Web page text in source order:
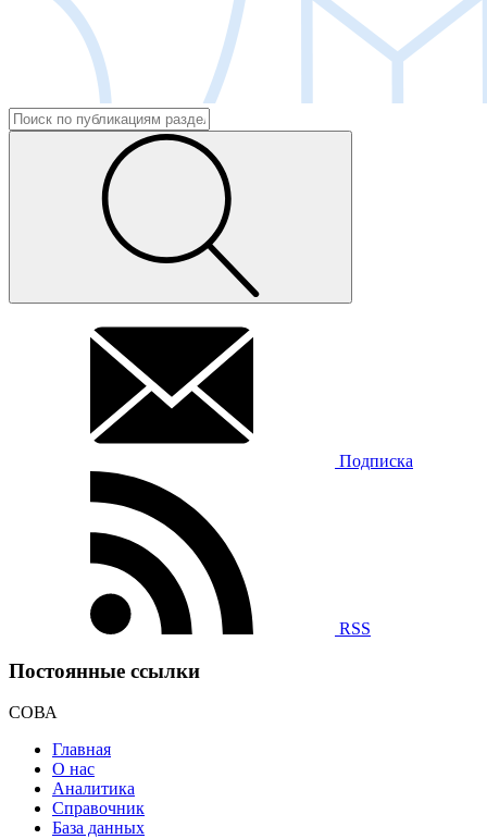
Подписка
RSS
Постоянные ссылки
СОВА
Главная
О нас
Аналитика
Справочник
База данных